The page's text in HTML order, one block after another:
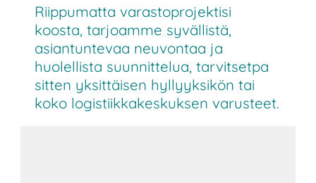
Riippumatta varastoprojektisi
koosta, tarjoamme syvällistä,
asiantuntevaa neuvontaa ja
huolellista suunnittelua, tarvitsetpa
sitten yksittäisen hyllyyksikön tai
koko logistiikkakeskuksen varusteet.